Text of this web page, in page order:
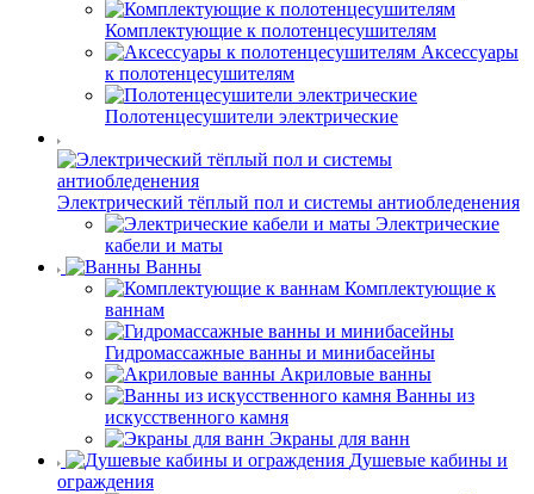
Комплектующие к полотенцесушителям
Аксессуары
к полотенцесушителям
Полотенцесушители электрические
Электрический тёплый пол и системы антиобледенения
Электрические
кабели и маты
Ванны
Комплектующие к
ваннам
Гидромассажные ванны и минибасейны
Акриловые ванны
Ванны из
искусственного камня
Экраны для ванн
Душевые кабины и
ограждения